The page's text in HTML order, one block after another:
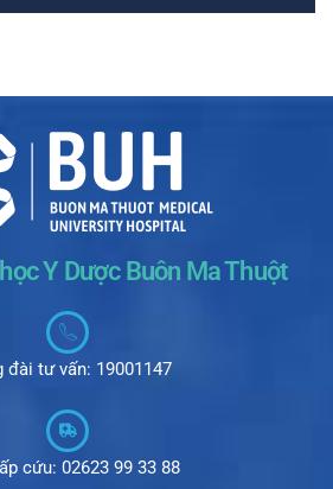
Y Dược Buôn Ma Thuột
đài tư vấn: 19001147
cứu: 02623 99 33 88